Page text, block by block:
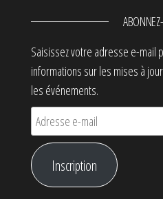
Saisissez votre adresse e-mail
informations sur les mises à
les événements.
Adresse e-mail
Inscription